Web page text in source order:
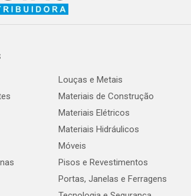
Louças e Metais
Materiais de Construção
Materiais Elétricos
Materiais Hidráulicos
Móveis
Pisos e Revestimentos
Portas, Janelas e Ferragens